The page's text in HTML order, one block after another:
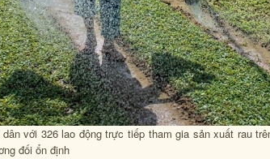
với 326 lao động trực tiếp tham gia sản xuất rau
đối ổn định